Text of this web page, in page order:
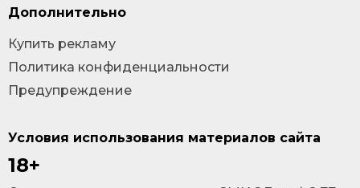
Условия использования материалов сайта
18+
Дополнительно
Купить рекламу
Политика конфиденциальности
Предупреждение